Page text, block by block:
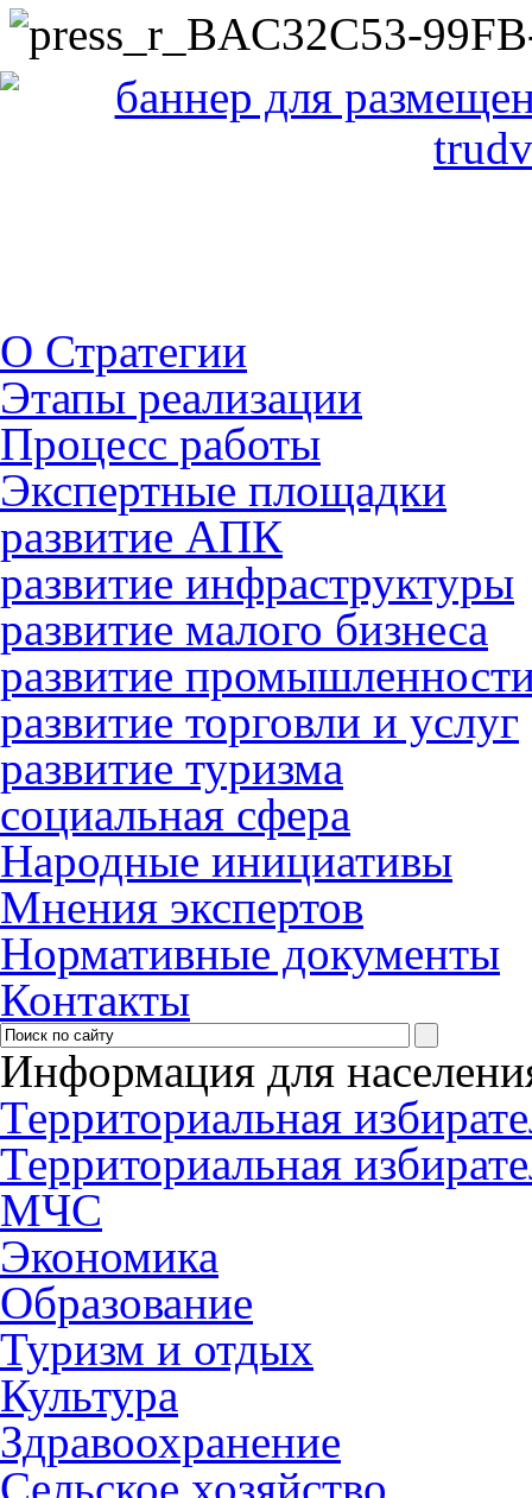
О Стратегии
Этапы реализации
Процесс работы
Экспертные площадки
развитие АПК
развитие инфраструктуры
развитие малого бизнеса
развитие
развитие торговли и услуг
развитие туризма
социальная сфера
Народные инициативы
Мнения экспертов
Нормативные документы
Контакты
Информация для
Территориальная
Территориальная
МЧС
Экономика
Образование
Туризм и отдых
Культура
Здравоохранение